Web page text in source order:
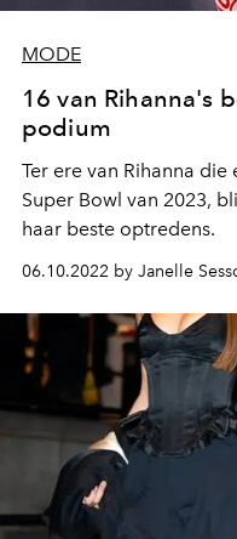
MODE
16 van Rihanna's
podium
Ter ere van Rihanna
Super Bowl van 2023,
haar beste optredens.
06.10.2022 by Janelle